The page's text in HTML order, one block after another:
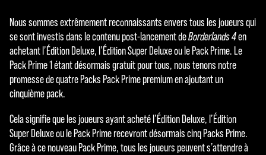
Nous sommes extrêmement reconnaissants envers tous les joueurs qui
se sont investis dans le contenu post-lancement deBorderlands 4en
achetant l’Édition Deluxe, l’Édition Super Deluxe ou le Pack Prime. Le
Pack Prime 1 étant désormais gratuit pour tous, nous tenons notre
promesse de quatre Packs Pack Prime premium en ajoutant un
cinquième pack.
Cela signifie que les joueurs ayant acheté l’Édition Deluxe, l’Édition
Super Deluxe ou le Pack Prime recevront désormais cinq Packs Prime.
Grâce à ce nouveau Pack Prime, tous les joueurs peuvent s’attendre à